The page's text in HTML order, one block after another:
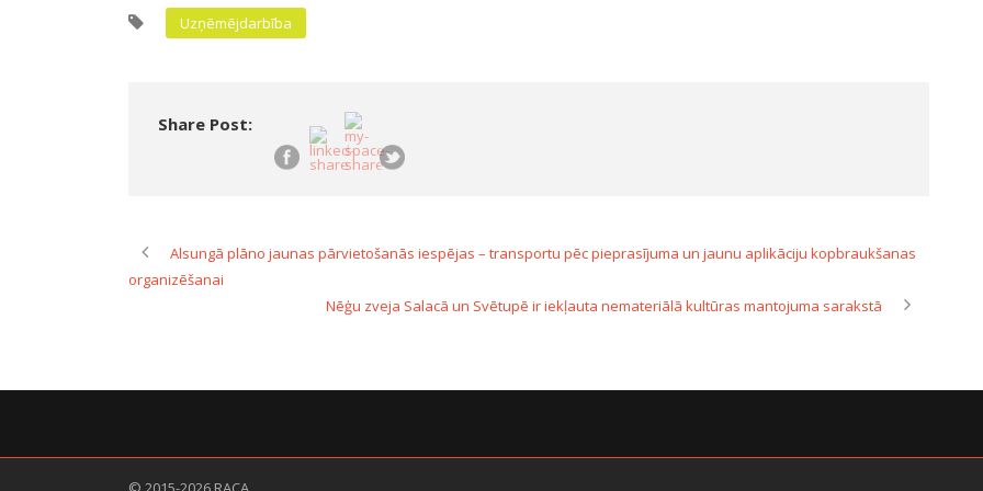
Uzņēmējdarbība
Share Post:
Alsungā plāno jaunas pārvietošanās iespējas – transportu pēc pieprasījuma un jaunu aplikāciju kopbraukšanas
organizēšanai
Nēģu zveja Salacā un Svētupē ir iekļauta nemateriālā kultūras mantojuma sarakstā